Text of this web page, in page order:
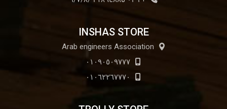
INSHAS STORE
Arab engineers Association
٠١٠٩٠٥٠٩٧٧٧
٠١٠٦٢٢٦٧٧٧٠